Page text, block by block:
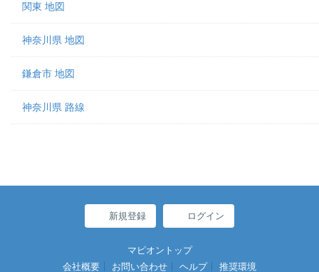
関東 地図
神奈川県 地図
鎌倉市 地図
神奈川県 路線
新規登録 ログイン
マピオントップ
会社概要
お問い合わせ ヘルプ 推奨環境